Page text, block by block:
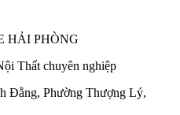
HẢI PHÒNG
Thất chuyên nghiệp
Đằng, Phường Thượng Lý,